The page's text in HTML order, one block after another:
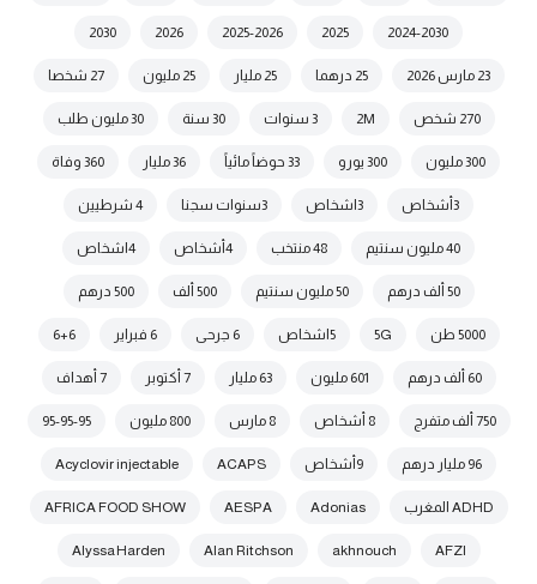
2024-2030
2025
2025-2026
2026
2030
23 مارس 2026 25 درهما 25 مليار 25 مليون 27 شخصا
270 شخص 2M 3 سنوات 30 سنة 30 مليون طلب
300 مليون 300 يورو 33 حوضاً مائياً 36 مليار 360 وفاة
3أشخاص 3اشخاص 3سنوات سجنا 4 شرطيين
40 مليون سنتيم 48 منتخب 4أشخاص 4اشخاص
50 ألف درهم 50 مليون سنتيم 500 ألف 500 درهم
5000 طن 5G 5اشخاص 6 جرحى 6 فبراير 6+6
60 ألف درهم 601 مليون 63 مليار 7 أكتوبر 7 أهداف
750 ألف متفرج 8 أشخاص 8 مارس 800 مليون 95-95-95
96 مليار درهم 9أشخاص ACAPS
Acyclovir injectable
ADHD المغرب Adonias
AESPA
AFRICA FOOD SHOW
AFZI
akhnouch
Alan Ritchson
Alyssa Harden